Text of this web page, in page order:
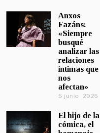
Anxos
Fazáns:
«Siempre
busqué
analizar las
relaciones
íntimas que
nos
afectan»
5 junio, 2026
El hijo de la
cómica, el